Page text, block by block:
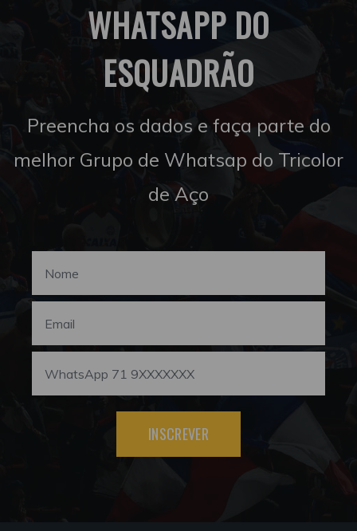
WHATSAPP DO
ESQUADRÃO
Preencha os dados e faça parte do
melhor Grupo de Whatsap do Tricolor
de Aço
INSCREVER